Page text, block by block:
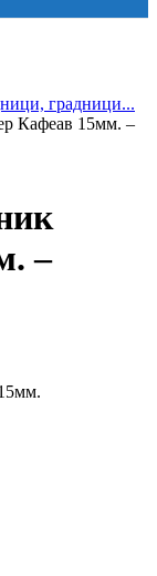
градници...
Кафеав 15мм. –
–